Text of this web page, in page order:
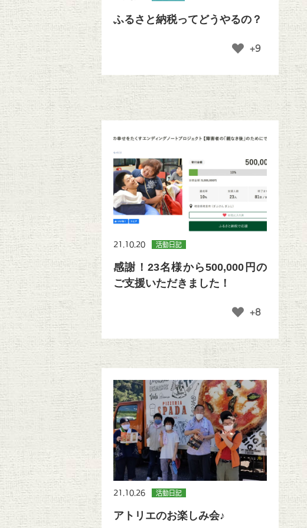
ふるさと納税ってどうやるの？
+9
21.10.20 活動日記
感謝！23名様から500,000円の
ご支援いただきました！
+8
21.10.26 活動日記
アトリエのお楽しみ会♪